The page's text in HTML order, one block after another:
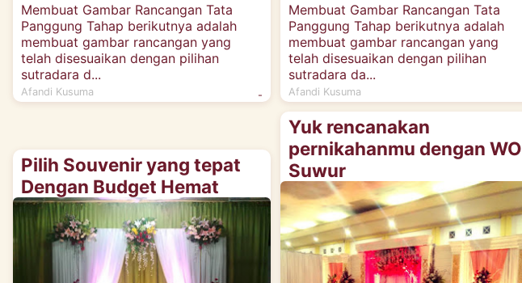
Membuat Gambar Rancangan Tata
Panggung Tahap berikutnya adalah
membuat gambar rancangan yang
telah disesuaikan dengan pilihan
sutradara d...
Afandi Kusuma -
Membuat Gambar Rancangan Tata
Panggung Tahap berikutnya adalah
membuat gambar rancangan yang
telah disesuaikan dengan pilihan
sutradara da...
Afandi Kusuma
Pilih Souvenir yang tepat
Dengan Budget Hemat
Yuk rencanakan
pernikahanmu dengan WO
Suwur